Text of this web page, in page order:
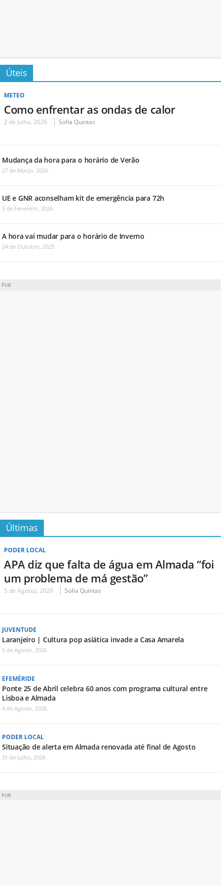
Úteis
METEO
Como enfrentar as ondas de calor
2 de Julho, 2026 Sofia Quintas
Mudança da hora para o horário de Verão
27 de Março, 2026
UE e GNR aconselham kit de emergência para 72h
3 de Fevereiro, 2026
A hora vai mudar para o horário de Inverno
24 de Outubro, 2025
PUB
Últimas
PODER LOCAL
APA diz que falta de água em Almada “foi
um problema de má gestão”
5 de Agosto, 2026 Sofia Quintas
JUVENTUDE
Laranjeiro | Cultura pop asiática invade a Casa Amarela
5 de Agosto, 2026
EFEMÉRIDE
Ponte 25 de Abril celebra 60 anos com programa cultural entre
Lisboa e Almada
4 de Agosto, 2026
PODER LOCAL
Situação de alerta em Almada renovada até final de Agosto
31 de Julho, 2026
PUB